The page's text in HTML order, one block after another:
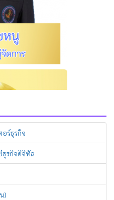
ร์ธุรกิจ
ธุรกิจดิจิทัล
)